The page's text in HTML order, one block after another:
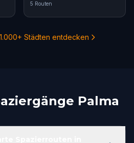
5 Routen
Städten entdecken
Palma